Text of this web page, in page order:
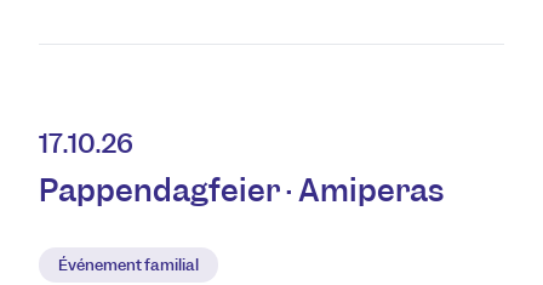
17.10.26
Pappendagfeier · Amiperas
Événement familial